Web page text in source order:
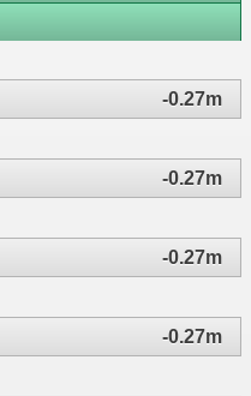
-0.27m
-0.27m
-0.27m
-0.27m